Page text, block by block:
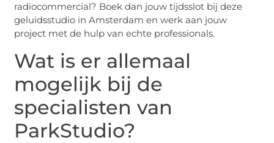
radiocommercial? Boek dan jouw tijdsslot bij deze
geluidsstudio in Amsterdam en werk aan jouw
project met de hulp van echte professionals.
Wat is er allemaal
mogelijk bij de
specialisten van
ParkStudio?